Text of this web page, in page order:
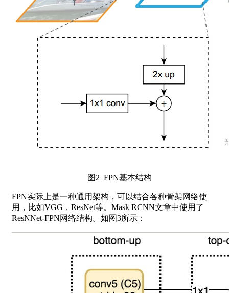
图2 FPN基本结构
FPN实际上是一种通用架构，可以结合各种骨架网络使
用，比如VGG，ResNet等。Mask RCNN文章中使用了
ResNNet-FPN网络结构。如图3所示：